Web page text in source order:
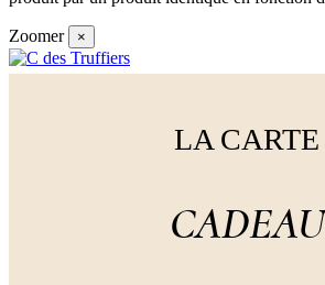
Zoomer ×
LA CARTE
CADEAU